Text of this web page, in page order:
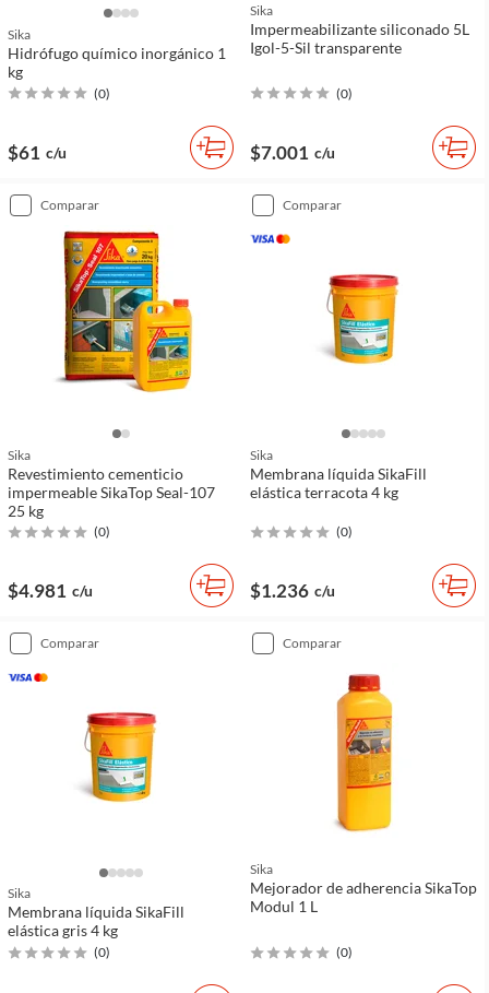
Sika
Hidrófugo químico inorgánico 1
kg
(0)
$61 c/u
Sika
Impermeabilizante siliconado 5L
Igol-5-Sil transparente
(0)
$7.001 c/u
comparar
Sika
Revestimiento cementicio
impermeable SikaTop Seal-107
25 kg
(0)
$4.981 c/u
comparar
Sika
Membrana líquida SikaFill
elástica terracota 4 kg
(0)
$1.236 c/u
comparar
Sika
Membrana líquida SikaFill
elástica gris 4 kg
(0)
comparar
Sika
Mejorador de adherencia SikaTop
Modul 1 L
(0)